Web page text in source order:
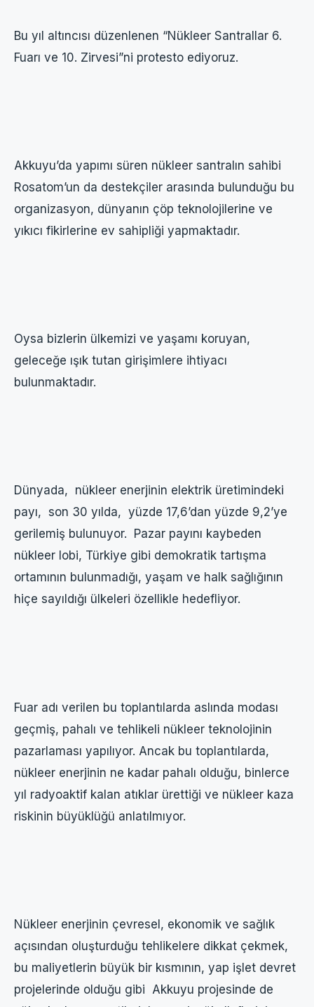
Bu yıl altıncısı düzenlenen “Nükleer Santrallar 6.
Fuarı ve 10. Zirvesi”ni protesto ediyoruz.
Akkuyu’da yapımı süren nükleer santralın sahibi
Rosatom’un da destekçiler arasında bulunduğu bu
organizasyon, dünyanın çöp teknolojilerine ve
yıkıcı fikirlerine ev sahipliği yapmaktadır.
Oysa bizlerin ülkemizi ve yaşamı koruyan,
geleceğe ışık tutan girişimlere ihtiyacı
bulunmaktadır.
Dünyada, nükleer enerjinin elektrik üretimindeki
payı, son 30 yılda, yüzde 17,6’dan yüzde 9,2’ye
gerilemiş bulunuyor. Pazar payını kaybeden
nükleer lobi, Türkiye gibi demokratik tartışma
ortamının bulunmadığı, yaşam ve halk sağlığının
hiçe sayıldığı ülkeleri özellikle hedefliyor.
Fuar adı verilen bu toplantılarda aslında modası
geçmiş, pahalı ve tehlikeli nükleer teknolojinin
pazarlaması yapılıyor. Ancak bu toplantılarda,
nükleer enerjinin ne kadar pahalı olduğu, binlerce
yıl radyoaktif kalan atıklar ürettiği ve nükleer kaza
riskinin büyüklüğü anlatılmıyor.
Nükleer enerjinin çevresel, ekonomik ve sağlık
açısından oluşturduğu tehlikelere dikkat çekmek,
bu maliyetlerin büyük bir kısmının, yap işlet devret
projelerinde olduğu gibi Akkuyu projesinde de